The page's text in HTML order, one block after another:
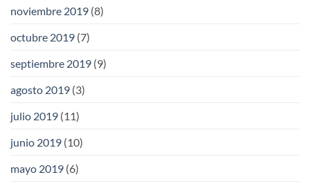
noviembre 2019 (8)
octubre 2019 (7)
septiembre 2019 (9)
agosto 2019 (3)
julio 2019 (11)
junio 2019 (10)
mayo 2019 (6)